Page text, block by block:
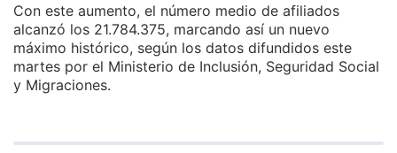
Con este aumento, el número medio de afiliados
alcanzó los 21.784.375, marcando así un nuevo
máximo histórico, según los datos difundidos este
martes por el Ministerio de Inclusión, Seguridad Social
y Migraciones.